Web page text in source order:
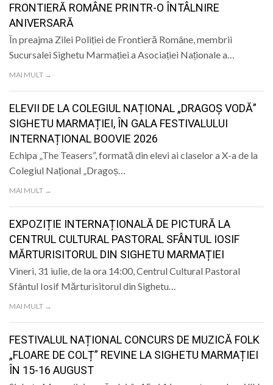
FRONTIERĂ ROMÂNE PRINTR-O ÎNTÂLNIRE
ANIVERSARĂ
În preajma Zilei Poliției de Frontieră Române, membrii
Sucursalei Sighetu Marmației a Asociației Naționale a…
MAI MULT →
ELEVII DE LA COLEGIUL NAȚIONAL „DRAGOȘ VODĂ”
SIGHETU MARMAȚIEI, ÎN GALA FESTIVALULUI
INTERNAȚIONAL BOOVIE 2026
Echipa „The Teasers”, formată din elevi ai claselor a X-a de la
Colegiul Național „Dragoș…
MAI MULT →
EXPOZIȚIE INTERNAȚIONALĂ DE PICTURĂ LA
CENTRUL CULTURAL PASTORAL SFÂNTUL IOSIF
MĂRTURISITORUL DIN SIGHETU MARMAȚIEI
Vineri, 31 iulie, de la ora 14:00, Centrul Cultural Pastoral
Sfântul Iosif Mărturisitorul din Sighetu…
MAI MULT →
FESTIVALUL NAȚIONAL CONCURS DE MUZICĂ FOLK
„FLOARE DE COLȚ” REVINE LA SIGHETU MARMAȚIEI
ÎN 15-16 AUGUST